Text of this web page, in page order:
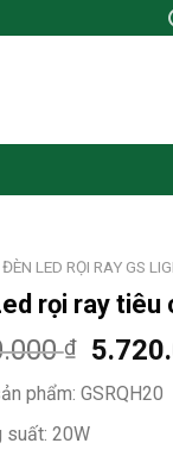
ĐÈN LED RỌI RAY GS
rọi ray tiêu
₫
phẩm: GSRQH20
suất: 20W